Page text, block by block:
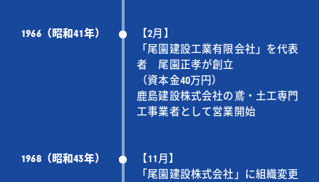
1966（昭和41年）
【2月】
「尾園建設工業有限会社」を代表
者 尾園正孝が創立
（資本金40万円）
鹿島建設株式会社の鳶・土工専門
工事業者として営業開始
1968（昭和43年）
【11月】
「尾園建設株式会社」に組織変更